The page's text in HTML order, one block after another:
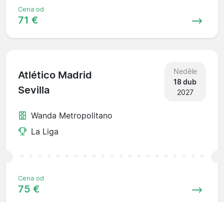
Cena od
71 €
Atlético Madrid
Sevilla
Neděle
18 dub
2027
Wanda Metropolitano
La Liga
Cena od
75 €